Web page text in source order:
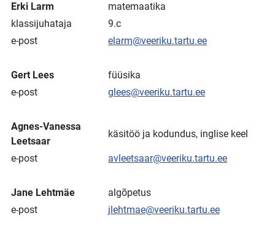
Erki Larm
matemaatika
klassijuhataja
9.c
e-post
elarm@veeriku.tartu.ee
Gert Lees
füüsika
e-post
glees@veeriku.tartu.ee
Agnes-Vanessa
Leetsaar
käsitöö ja kodundus, inglise keel
e-post avleetsaar@veeriku.tartu.ee
Jane Lehtmäe
algõpetus
e-post
jlehtmae@veeriku.tartu.ee